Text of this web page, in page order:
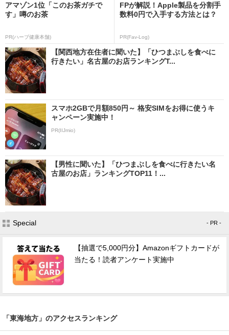
アマゾン1位「このお茶ガチで
す」噂のお茶
PR(ハーブ健康本舗)
FPが解説！Apple製品を分割手
数料0円で入手する方法とは？
PR(Fav-Log)
【関西地方在住者に聞いた】「ひつまぶしを食べに
行きたい」名古屋のお店ランキングT...
スマホ2GBで月額850円～ 格安SIMをお得に使うキ
ャンペーン実施中！
PR(IIJmio)
【男性に聞いた】「ひつまぶしを食べに行きたい名
古屋のお店」ランキングTOP11！...
Special - PR -
【抽選で5,000円分】Amazonギフトカードが
当たる！読者アンケート実施中
「東海地方」のアクセスランキング